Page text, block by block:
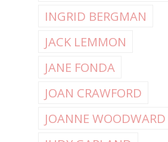
INGRID BERGMAN
JACK LEMMON
JANE FONDA
JOAN CRAWFORD
JOANNE WOODWARD